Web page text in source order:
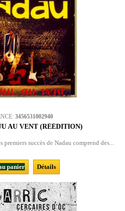
3456531002940
AU VENT (RÉÉDITION)
succès de Nadau comprend des...
panier Détails